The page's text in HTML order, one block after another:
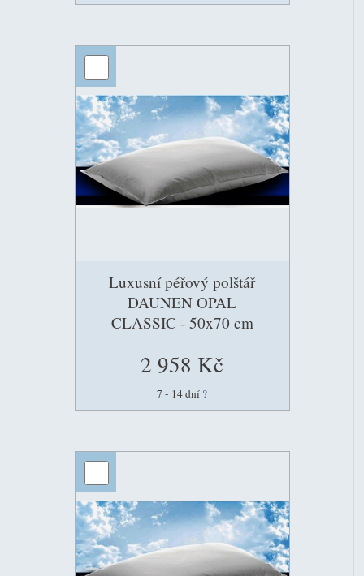
Luxusní péřový polštář
DAUNEN OPAL
CLASSIC - 50x70 cm
2 958 Kč
7 - 14 dní ?